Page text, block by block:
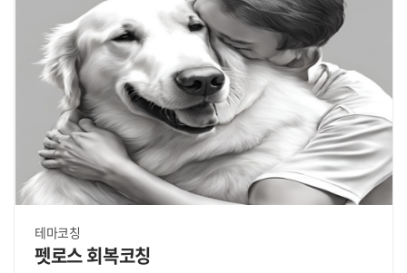
테마코칭
펫로스 회복코칭